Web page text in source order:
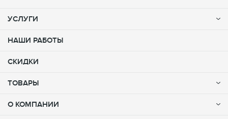
УСЛУГИ
НАШИ РАБОТЫ
СКИДКИ
ТОВАРЫ
О КОМПАНИИ